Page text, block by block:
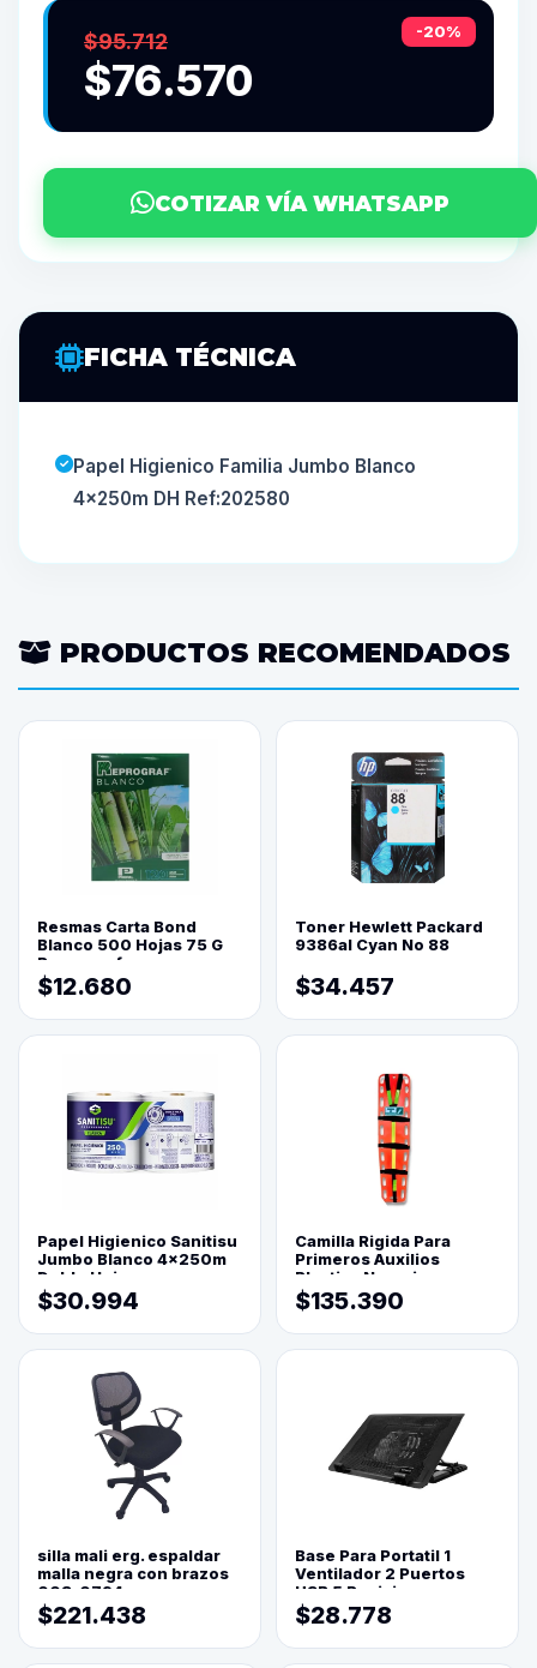
-20%
$95.712
$76.570
COTIZAR VÍA WHATSAPP
FICHA TÉCNICA
Papel Higienico Familia Jumbo Blanco
4x250m DH Ref:202580
PRODUCTOS RECOMENDADOS
Resmas Carta Bond
Blanco 500 Hojas 75 G
Reprograf.
$12.680
Toner Hewlett Packard
9386al Cyan No 88
$34.457
Papel Higienico Sanitisu
Jumbo Blanco 4x250m
Doble Hoja
$30.994
Camilla Rigida Para
Primeros Auxilios
Plastica Naranja
$135.390
silla mali erg. espaldar
malla negra con brazos
003-0794
$221.438
Base Para Portatil 1
Ventilador 2 Puertos
USB 5 Posiciones
$28.778